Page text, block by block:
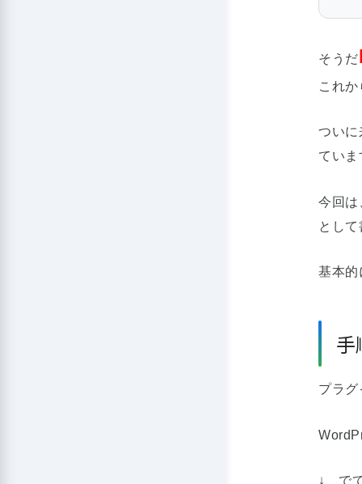
そうだ
これ
ついに
ていま
今回は
とし
基本的
プラグ
↓ で